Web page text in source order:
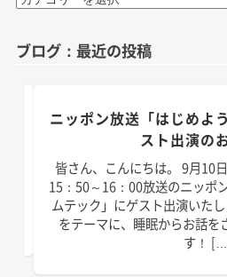
テ
リ
ブログ：最近の投稿
ニッポン放送「はじめよ
スト出演の
皆さん、こんにちは。 9月10
15：50～16：00放送のニッポ
ムテック」にゲスト出演いた
をテーマに、睡眠からお話を
す！